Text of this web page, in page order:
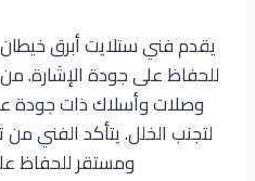
يقدم فني ستلايت أبرق
للحفاظ على جودة الإشارة.
وصلات وأسلاك ذات جودة
لتجنب الخلل. يتأكد الفني
ومستقر للحفاظ